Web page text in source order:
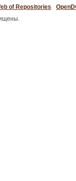
of Repositories